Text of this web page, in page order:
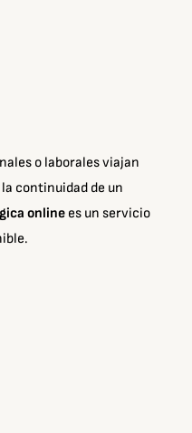
o laborales viajan
continuidad de un
online es un servicio